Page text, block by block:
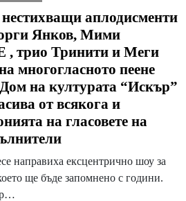
аплодисменти
Янков, Мими
, трио Тринити и Меги
многогласното пеене
на културата “Искър”
от всякога и
на гласовете на
направиха ексцентрично шоу за
ще бъде запомнено с години.